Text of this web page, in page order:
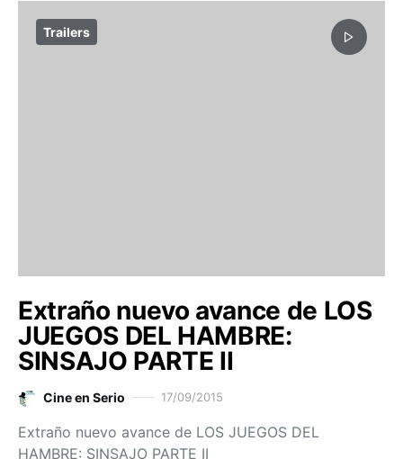
Trailers
Extraño nuevo avance de LOS
JUEGOS DEL HAMBRE:
SINSAJO PARTE II
Cine en Serio 17/09/2015
Extraño nuevo avance de LOS JUEGOS DEL
HAMBRE: SINSAJO PARTE II